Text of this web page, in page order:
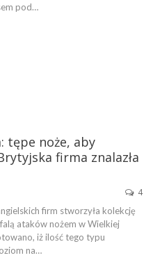
pod…
tępe noże, aby
firma znalazła
4
firm stworzyła kolekcję
ataków nożem w Wielkiej
iż ilość tego typu
na…